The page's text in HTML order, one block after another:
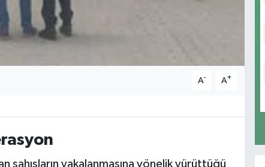
A- A+
şahısların yakalanmasına yönelik yürüttüğü